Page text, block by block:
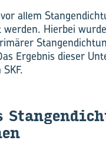
allem
Hierbei
Ergebnis dieser